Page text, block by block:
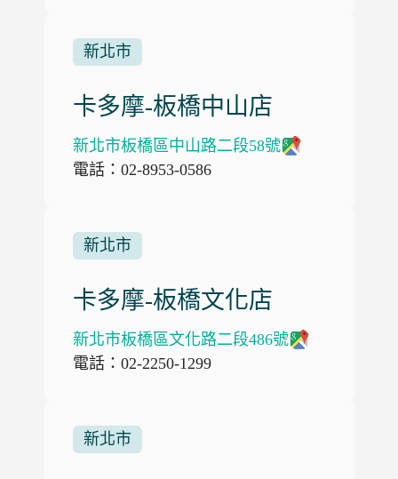
新北市
卡多摩-板橋中山店
新北市板橋區中山路二段58號
電話：02-8953-0586
新北市
卡多摩-板橋文化店
新北市板橋區文化路二段486號
電話：02-2250-1299
新北市